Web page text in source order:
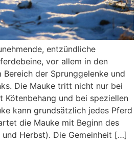
entzündliche
vor allem in den
Bereich der Sprunggelenke und
Die Mauke tritt nicht nur bei
Kötenbehang und bei speziellen
kann grundsätzlich jedes Pferd
die Mauke mit Beginn des
und Herbst). Die Gemeinheit […]